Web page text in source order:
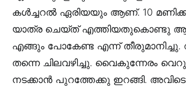
കള്‍ച്ചറല്‍ ഏരിയയും ആണ്. 10
യാത്ര ചെയ്ത് എത്തിയതുകൊണ്ടു
എങ്ങും പോകേണ്ട എന്ന് തീരുമാനിച്ചു.
തന്നെ ചിലവഴിച്ചു. വൈകുന്നേരം
നടക്കാന്‍ പുറത്തേക്കു ഇറങ്ങി.